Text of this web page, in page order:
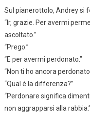
Sul pianerottolo, Andrey si
“Ir, grazie. Per avermi
ascoltato.”
“Prego.”
“E per avermi perdonato.”
“Non ti ho ancora
“Qual è la differenza?”
“Perdonare significa
non aggrapparsi alla rabbia.”